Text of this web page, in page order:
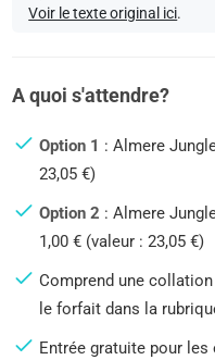
Voir le texte original ici.
A quoi s'attendre?
Option 1 : Almere
23,05 €)
Option 2 : Almere
1,00 € (valeur : 23,05 €)
Comprend une
le forfait dans la
Entrée gratuite pour